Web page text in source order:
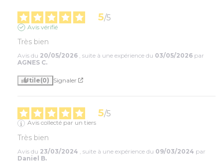
5/5
Avis vérifié
Très bien
Avis du 20/05/2026 , suite à une expérience du 03/05/2026 par
AGNES C.
Utile(0) Signaler
5/5
Avis collecté par un tiers
Très bien
Avis du 23/03/2024 , suite à une expérience du 09/03/2024 par
Daniel B.